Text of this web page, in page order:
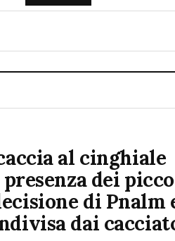
al cinghiale
presenza dei
di Pnalm
dai